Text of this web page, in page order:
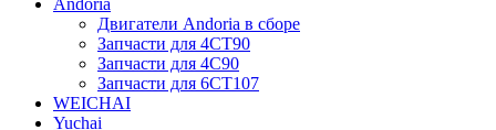
Andoria
Двигатели Andoria в сборе
Запчасти для 4CT90
Запчасти для 4С90
Запчасти для 6CT107
WEICHAI
Yuchai